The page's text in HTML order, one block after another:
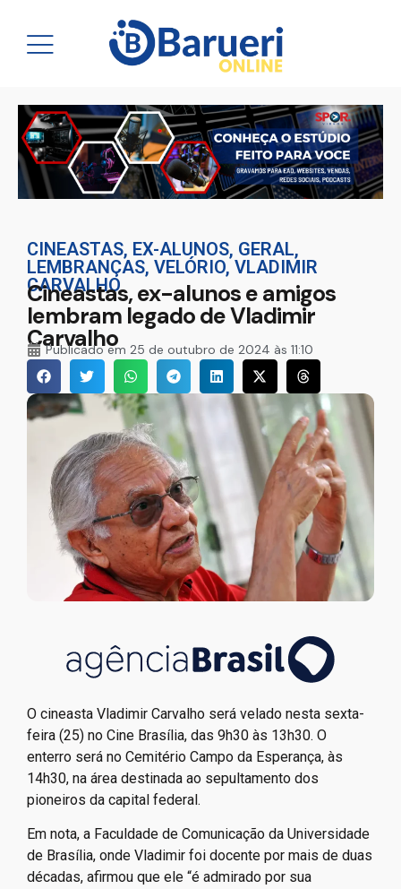
CINEASTAS, EX-ALUNOS, GERAL,
LEMBRANÇAS, VELÓRIO, VLADIMIR
CARVALHO
Cineastas, ex-alunos e amigos
lembram legado de Vladimir
Carvalho
Publicado em 25 de outubro de 2024 às 11:10
O cineasta Vladimir Carvalho será velado nesta sexta-
feira (25) no Cine Brasília, das 9h30 às 13h30. O
enterro será no Cemitério Campo da Esperança, às
14h30, na área destinada ao sepultamento dos
pioneiros da capital federal.
Em nota, a Faculdade de Comunicação da Universidade
de Brasília, onde Vladimir foi docente por mais de duas
décadas, afirmou que ele “é admirado por sua